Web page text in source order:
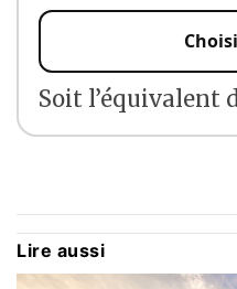
Soit l’équivalent
Lire aussi